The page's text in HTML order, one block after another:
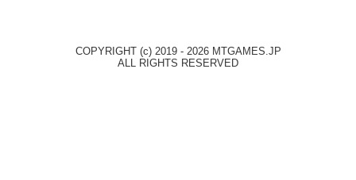
COPYRIGHT (c) 2019 - 2026 MTGAMES.JP
ALL RIGHTS RESERVED